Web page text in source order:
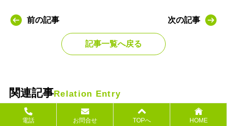
前の記事
記事一覧へ戻る
次の記事
関連記事Relation Entry
電話 お問合せ TOPへ HOME